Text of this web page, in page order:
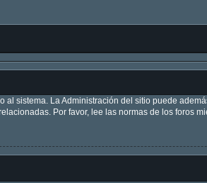
sistema. La Administración del sitio puede
Por favor, lee las normas de los foros